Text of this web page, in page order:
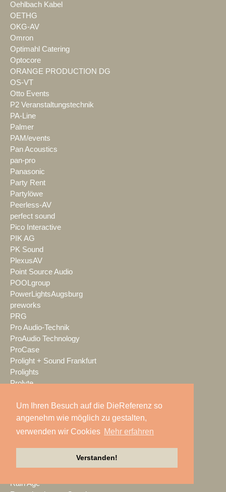
Um Ihren Besuch auf die DieReferenz so
angenehm wie möglich zu gestalten,
verwenden wir Cookies Mehr erfahren
Verstanden!
Oehlbach Kabel
OETHG
OKG-AV
Omron
Optimahl Catering
Optocore
ORANGE PRODUCTION DG
OS-VT
Otto Events
P2 Veranstaltungstechnik
PA-Line
Palmer
PAM/events
Pan Acoustics
pan-pro
Panasonic
Party Rent
Partylöwe
Peerless-AV
perfect sound
Pico Interactive
PIK AG
PK Sound
PlexusAV
Point Source Audio
POOLgroup
PowerLightsAugsburg
preworks
PRG
Pro Audio-Technik
ProAudio Technology
ProCase
Prolight + Sound Frankfurt
Prolights
Prolyte
Proske
Protones
publitec
QSC
Rain Age